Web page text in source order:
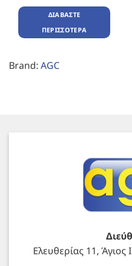
ΔΙΑΒΆΣΤΕ
ΠΕΡΙΣΣΌΤΕΡΑ
Brand: AGC
Ελευθερίας 11, Άγιος